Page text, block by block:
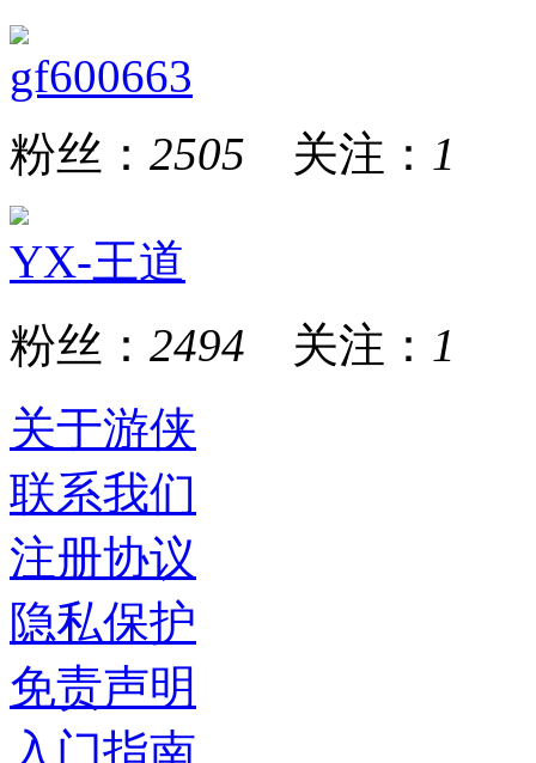
gf600663
粉丝： 2505 关注： 1
YX-王道
粉丝： 2494 关注： 1
关于游侠
联系我们
注册协议
隐私保护
免责声明
入门指南